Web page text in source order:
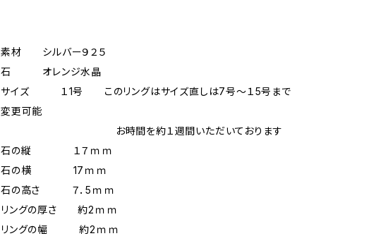
素材 シルバー９２５
石 オレンジ水晶
サイズ １1号 このリングはサイズ直しは7号～１5号まで
変更可能
お時間を約１週間いただいております
石の縦 １７ｍｍ
石の横 17ｍｍ
石の高さ ７．5ｍｍ
リングの厚さ 約2ｍｍ
リングの幅 約2ｍｍ